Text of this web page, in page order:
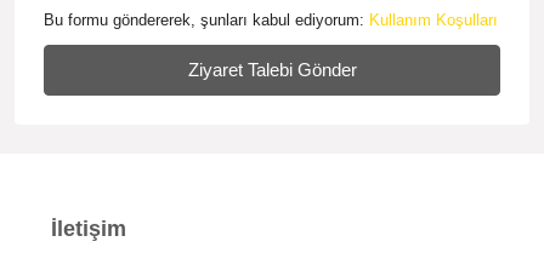
Bu formu göndererek, şunları kabul ediyorum: Kullanım Koşulları
Ziyaret Talebi Gönder
İletişim